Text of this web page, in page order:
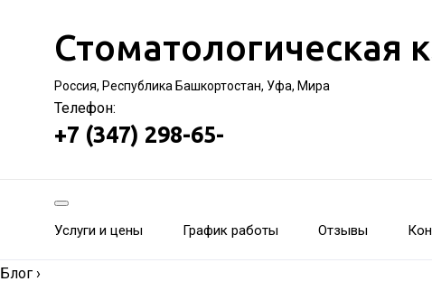
Стоматологическая
Россия, Республика Башкортостан, Уфа, Мира
Телефон:
+7 (347) 298-65-
Услуги и цены График работы Отзывы
Блог ›